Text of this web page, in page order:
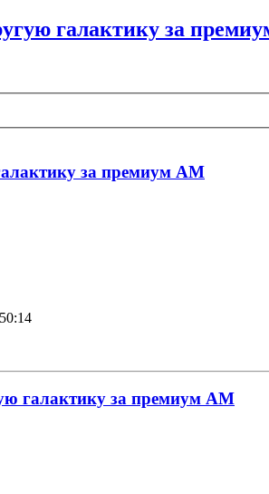
галактику за
за премиум АМ
галактику за премиум АМ